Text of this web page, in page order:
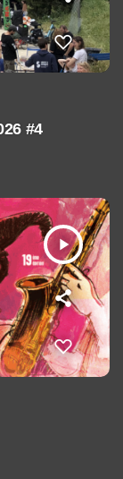
#4
play_arrow